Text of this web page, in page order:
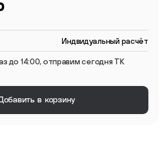
Индвидуальный расчёт
до 14:00, отправим сегодня ТК
в корзину